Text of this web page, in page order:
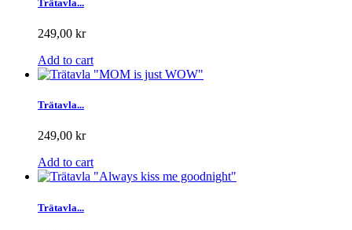
Trätavla...
249,00 kr
Add to cart
Trätavla...
249,00 kr
Add to cart
Trätavla...